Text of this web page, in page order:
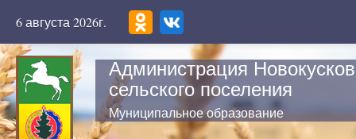
6 августа 2026г.
Администрация
сельского поселения
Муниципальное образование